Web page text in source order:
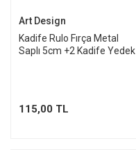
Art Design
Kadife Rulo Fırça Metal
Saplı 5cm +2 Kadife Yedek
115,00 TL